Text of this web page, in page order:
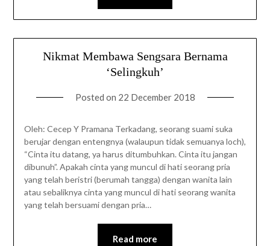
Nikmat Membawa Sengsara Bernama
‘Selingkuh’
Posted on 22 December 2018
Oleh: Cecep Y Pramana Terkadang, seorang suami suka
berujar dengan entengnya (walaupun tidak semuanya loch),
“Cinta itu datang, ya harus ditumbuhkan. Cinta itu jangan
dibunuh”. Apakah cinta yang muncul di hati seorang pria
yang telah beristri (berumah tangga) dengan wanita lain
atau sebaliknya cinta yang muncul di hati seorang wanita
yang telah bersuami dengan pria…
Read more